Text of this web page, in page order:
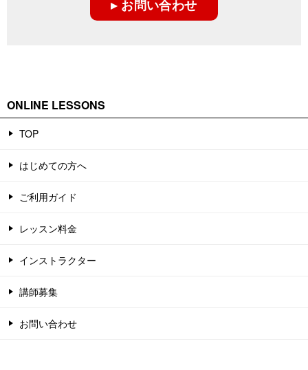
▸ お問い合わせ
ONLINE LESSONS
TOP
はじめての方へ
ご利用ガイド
レッスン料金
インストラクター
講師募集
お問い合わせ